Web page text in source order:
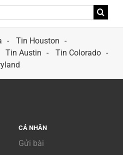
Tin Houston
Tin Austin
Tin Colorado
CÁ NHÂN
Gửi bài